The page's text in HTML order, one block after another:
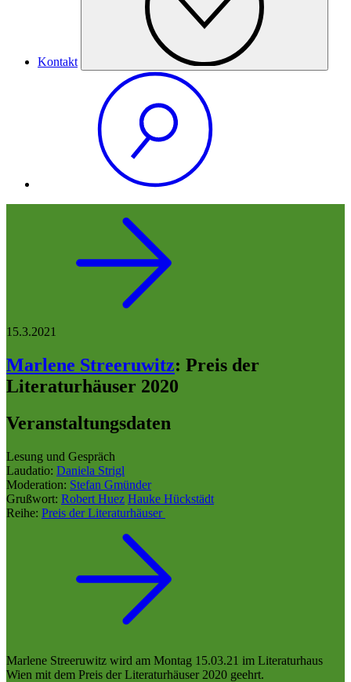
Kontakt
15.3.2021
Marlene Streeruwitz: Preis der
Literaturhäuser 2020
Veranstaltungsdaten
Lesung und Gespräch
Laudatio: Daniela Strigl
Moderation: Stefan Gmünder
Grußwort: Robert Huez Hauke Hückstädt
Reihe: Preis der Literaturhäuser
Marlene Streeruwitz wird am Montag 15.03.21 im Literaturhaus
Wien mit dem Preis der Literaturhäuser 2020 geehrt.